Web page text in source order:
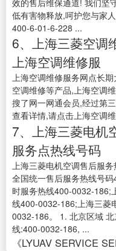
效的售后维保通道! 我们坚
低有害物释放,呵护您与家
400-6-01-6-228 ...
6、上海三菱空调
上海空调维修服
上海空调维修服务网点长
空调维修等产品,上海空调
搜了网一网通会员,经过第
查看详情,请点击上海空调
7、上海三菱电机
服务点热线号码
上海三菱电机空调售后服
全国统一售后服务热线号
时服务热线400-0032-186;
线400-0032-186;上海三菱
0032-186。 1. 北京区域
线:400-0032-186, ...
《LYUAV SERVICE